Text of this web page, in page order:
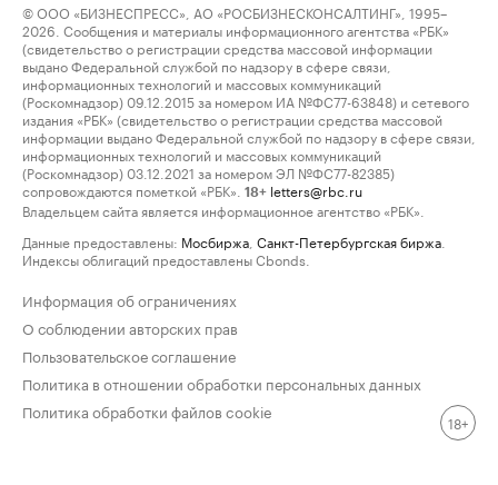
© ООО «БИЗНЕСПРЕСС», АО «РОСБИЗНЕСКОНСАЛТИНГ», 1995–
2026. Сообщения и материалы информационного агентства «РБК»
(свидетельство о регистрации средства массовой информации
выдано Федеральной службой по надзору в сфере связи,
информационных технологий и массовых коммуникаций
(Роскомнадзор) 09.12.2015 за номером ИА №ФС77-63848) и сетевого
издания «РБК» (свидетельство о регистрации средства массовой
информации выдано Федеральной службой по надзору в сфере связи,
информационных технологий и массовых коммуникаций
(Роскомнадзор) 03.12.2021 за номером ЭЛ №ФС77-82385)
сопровождаются пометкой «РБК».
18+ letters@rbc.ru
Владельцем сайта является информационное агентство «РБК».
Данные предоставлены: Мосбиржа Санкт-Петербургская биржа
Индексы облигаций предоставлены Cbonds.
Информация об ограничениях
О соблюдении авторских прав
Пользовательское соглашение
Политика в отношении обработки персональных данных
Политика обработки файлов cookie
18+